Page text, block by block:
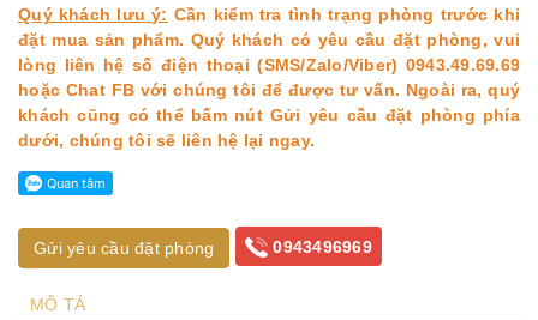
Quý khách lưu ý: Cần kiểm tra tình trạng phòng trước khi
đặt mua sản phẩm. Quý khách có yêu cầu đặt phòng, vui
lòng liên hệ số điện thoại (SMS/Zalo/Viber) 0943.49.69.69
hoặc Chat FB với chúng tôi để được tư vấn. Ngoài ra, quý
khách cũng có thể bấm nút Gửi yêu cầu đặt phòng phía
dưới, chúng tôi sẽ liên hệ lại ngay.
Gửi yêu cầu đặt phòng 0943496969
MÔ TẢ